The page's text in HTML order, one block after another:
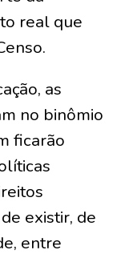
real que
as
no binômio
ficarão
existir, de
entre